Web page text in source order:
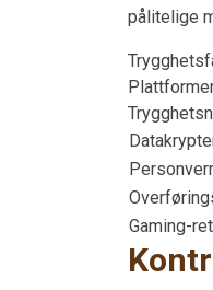
pålitelige
Gaming-